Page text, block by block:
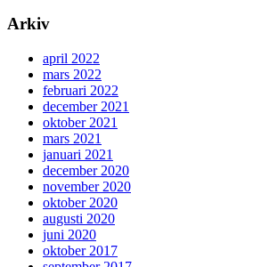
Arkiv
april 2022
mars 2022
februari 2022
december 2021
oktober 2021
mars 2021
januari 2021
december 2020
november 2020
oktober 2020
augusti 2020
juni 2020
oktober 2017